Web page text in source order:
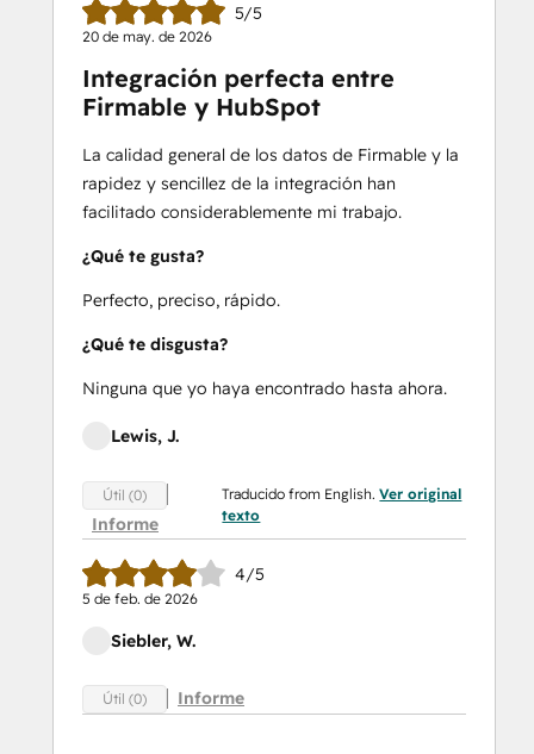
5/5
20 de may. de 2026
Integración perfecta entre
Firmable y HubSpot
La calidad general de los datos de Firmable y la
rapidez y sencillez de la integración han
facilitado considerablemente mi trabajo.
¿Qué te gusta?
Perfecto, preciso, rápido.
¿Qué te disgusta?
Ninguna que yo haya encontrado hasta ahora.
Lewis, J.
Útil (0)
Informe
Traducido from English.Ver original
texto
4/5
5 de feb. de 2026
Siebler, W.
Útil (0) Informe